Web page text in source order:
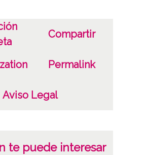
o hierba cana
las imágenes
4.0
Compartir
Permalink
Aviso Legal
te puede interesar